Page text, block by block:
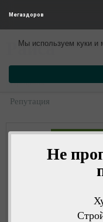
Не
Мегаздоров
Мы используем куки и
Раиса4 года назад
Профиль
Репутация